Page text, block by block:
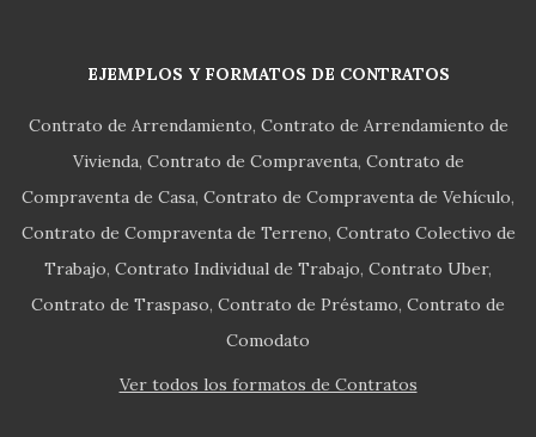
EJEMPLOS Y FORMATOS DE CONTRATOS
Contrato de Arrendamiento Contrato de Arrendamiento de
Vivienda Contrato de Compraventa Contrato de
Compraventa de Casa Contrato de Compraventa de Vehículo
Contrato de Compraventa de Terreno Contrato Colectivo de
Trabajo Contrato Individual de Trabajo Contrato Uber
Contrato de Traspaso Contrato de Préstamo Contrato de
Comodato
Ver todos los formatos de Contratos